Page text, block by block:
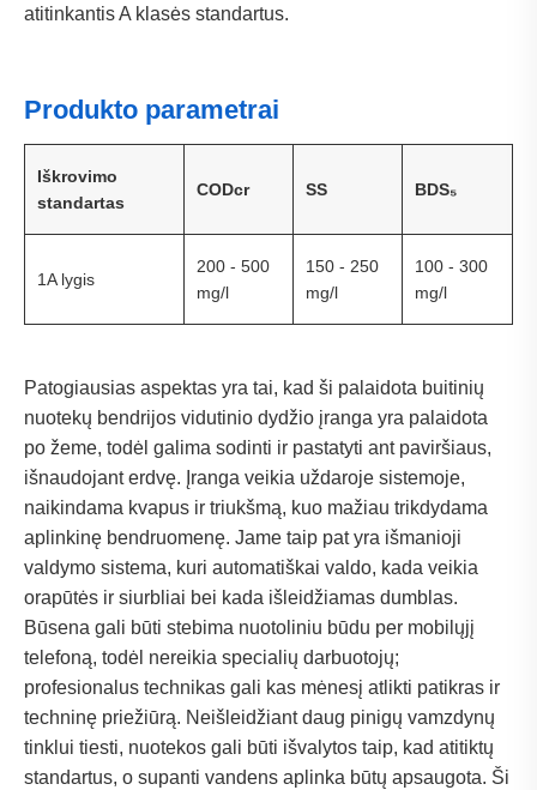
atitinkantis A klasės standartus.
Produkto parametrai
Iškrovimo
standartas
CODcr SS BDS₅
1A lygis
200 - 500
mg/l
150 - 250
mg/l
100 - 300
mg/l
Patogiausias aspektas yra tai, kad ši palaidota buitinių
nuotekų bendrijos vidutinio dydžio įranga yra palaidota
po žeme, todėl galima sodinti ir pastatyti ant paviršiaus,
išnaudojant erdvę. Įranga veikia uždaroje sistemoje,
naikindama kvapus ir triukšmą, kuo mažiau trikdydama
aplinkinę bendruomenę. Jame taip pat yra išmanioji
valdymo sistema, kuri automatiškai valdo, kada veikia
orapūtės ir siurbliai bei kada išleidžiamas dumblas.
Būsena gali būti stebima nuotoliniu būdu per mobilųjį
telefoną, todėl nereikia specialių darbuotojų;
profesionalus technikas gali kas mėnesį atlikti patikras ir
techninę priežiūrą. Neišleidžiant daug pinigų vamzdynų
tinklui tiesti, nuotekos gali būti išvalytos taip, kad atitiktų
standartus, o supanti vandens aplinka būtų apsaugota. Ši